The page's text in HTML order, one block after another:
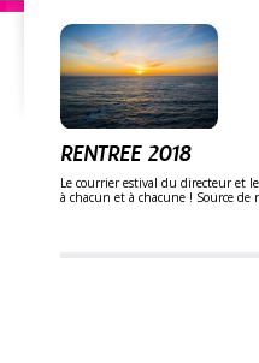
RENTREE 2018
Le courrier estival du directeur et
à chacun et à chacune ! Source de